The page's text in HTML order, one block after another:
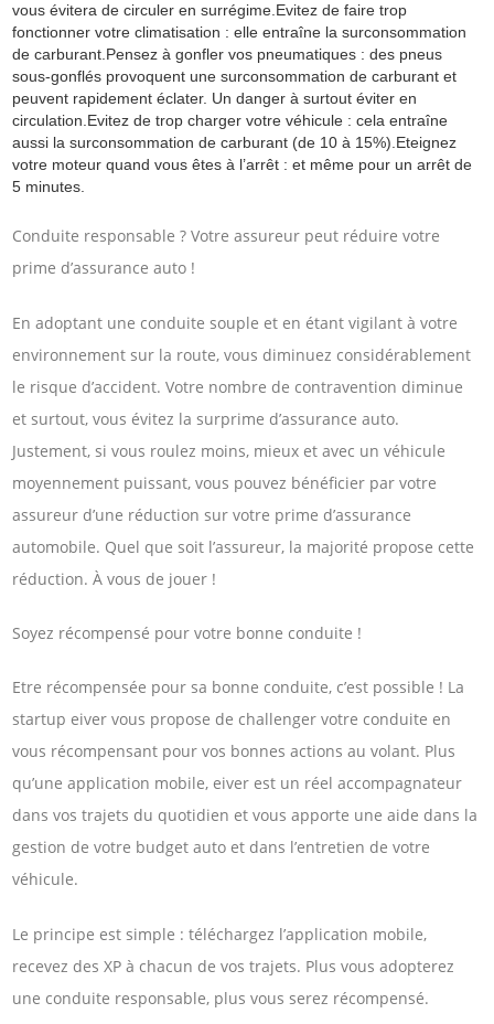
vous évitera de circuler en surrégime.Evitez de faire trop
fonctionner votre climatisation : elle entraîne la surconsommation
de carburant.Pensez à gonfler vos pneumatiques : des pneus
sous-gonflés provoquent une surconsommation de carburant et
peuvent rapidement éclater. Un danger à surtout éviter en
circulation.Evitez de trop charger votre véhicule : cela entraîne
aussi la surconsommation de carburant (de 10 à 15%).Eteignez
votre moteur quand vous êtes à l’arrêt : et même pour un arrêt de
5 minutes.
Conduite responsable ? Votre assureur peut réduire votre
prime d’assurance auto !
En adoptant une conduite souple et en étant vigilant à votre
environnement sur la route, vous diminuez considérablement
le risque d’accident. Votre nombre de contravention diminue
et surtout, vous évitez la surprime d’assurance auto.
Justement, si vous roulez moins, mieux et avec un véhicule
moyennement puissant, vous pouvez bénéficier par votre
assureur d’une réduction sur votre prime d’assurance
automobile. Quel que soit l’assureur, la majorité propose cette
réduction. À vous de jouer !
Soyez récompensé pour votre bonne conduite !
Etre récompensée pour sa bonne conduite, c’est possible ! La
startup eiver vous propose de challenger votre conduite en
vous récompensant pour vos bonnes actions au volant. Plus
qu’une application mobile, eiver est un réel accompagnateur
dans vos trajets du quotidien et vous apporte une aide dans la
gestion de votre budget auto et dans l’entretien de votre
véhicule.
Le principe est simple : téléchargez l’application mobile,
recevez des XP à chacun de vos trajets. Plus vous adopterez
une conduite responsable, plus vous serez récompensé.